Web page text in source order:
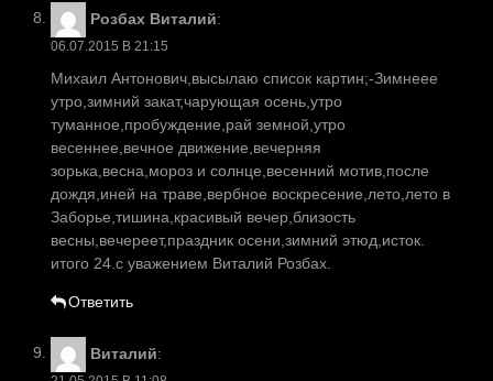
Розбах Виталий:
06.07.2015 В 21:15
Михаил Антонович,высылаю список картин;-Зимнеее
утро,зимний закат,чарующая осень,утро
туманное,пробуждение,рай земной,утро
весеннее,вечное движение,вечерняя
зорька,весна,мороз и солнце,весенний мотив,после
дождя,иней на траве,вербное воскресение,лето,лето в
Заборье,тишина,красивый вечер,близость
весны,вечереет,праздник осени,зимний этюд,исток.
итого 24.с уважением Виталий Розбах.
Ответить
Виталий: